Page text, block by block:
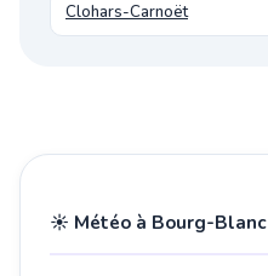
Clohars-Carnoët
☀️ Météo à Bourg-Blanc